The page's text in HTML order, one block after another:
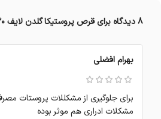
8 دیدگاه برای قرص پروستیکا گلدن لایف 30 عددی
بهرام افضلی
برای جلوگیری از مشکللات پروستات
مشکلات ادراری هم موثر بوده